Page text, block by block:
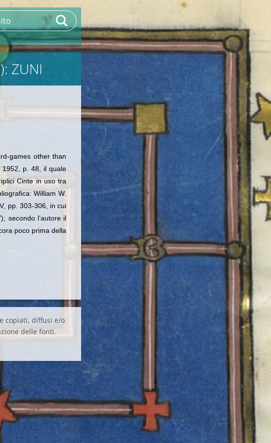
ZUNI
games other than
1952, p. 48, il quale
Cinte in uso tra
William W.
pp. 303-306, in cui
secondo l’autore il
poco prima della
copiati, diffusi e/o
delle fonti.